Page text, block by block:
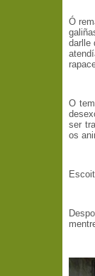
Ó
darlle
O
ser
os